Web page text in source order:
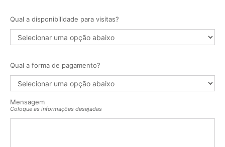
Qual a disponibilidade para visitas?
Qual a forma de pagamento?
Mensagem
Coloque as informações desejadas